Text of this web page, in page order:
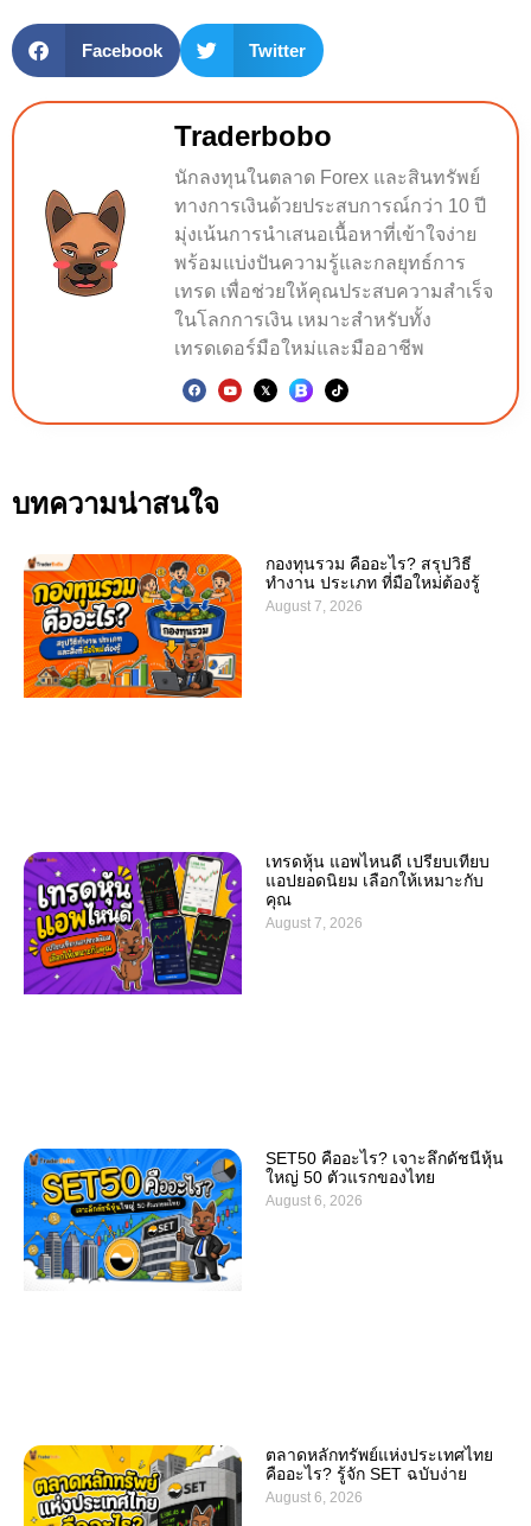
Facebook Twitter
Traderbobo
นักลงทุนในตลาด Forex และสินทรัพย์
ทางการเงินด้วยประสบการณ์กว่า 10 ปี
มุ่งเน้นการนำเสนอเนื้อหาที่เข้าใจง่าย
พร้อมแบ่งปันความรู้และกลยุทธ์การ
เทรด เพื่อช่วยให้คุณประสบความสำเร็จ
ในโลกการเงิน เหมาะสำหรับทั้ง
เทรดเดอร์มือใหม่และมืออาชีพ
บทความน่าสนใจ
กองทุนรวม คืออะไร? สรุปวิธี
ทำงาน ประเภท ที่มือใหม่ต้องรู้
August 7, 2026
เทรดหุ้น แอพไหนดี เปรียบเทียบ
แอปยอดนิยม เลือกให้เหมาะกับ
คุณ
August 7, 2026
SET50 คืออะไร? เจาะลึกดัชนีหุ้น
ใหญ่ 50 ตัวแรกของไทย
August 6, 2026
ตลาดหลักทรัพย์แห่งประเทศไทย
คืออะไร? รู้จัก SET ฉบับง่าย
August 6, 2026